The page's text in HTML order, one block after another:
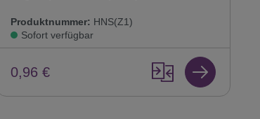
Produktnummer: HNS(Z1)
Sofort verfügbar
0,96 €